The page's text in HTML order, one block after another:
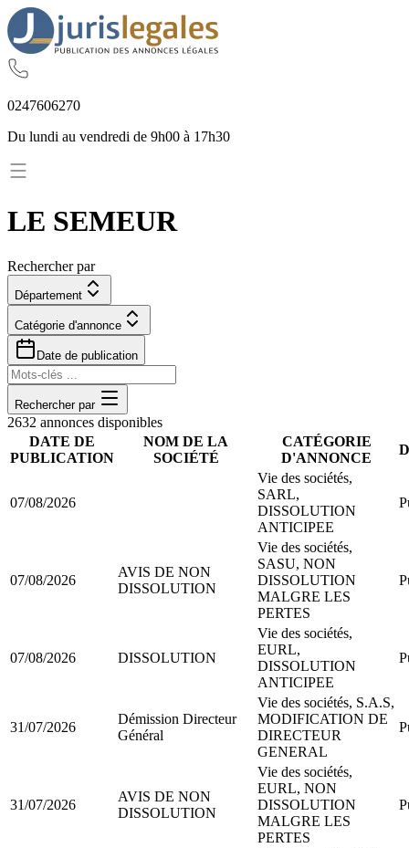
0247606270
Du lundi au vendredi de 9h00 à 17h30
LE SEMEUR
Rechercher par
Département
Catégorie d'annonce
Date de publication
Rechercher par
2632 annonces disponibles
DATE DE
PUBLICATION
NOM DE LA
SOCIÉTÉ
CATÉGORIE
D'ANNONCE
07/08/2026
Vie des sociétés,
SARL,
DISSOLUTION
ANTICIPEE
07/08/2026
AVIS DE NON
DISSOLUTION
Vie des sociétés,
SASU, NON
DISSOLUTION
MALGRE LES
PERTES
07/08/2026 DISSOLUTION
Vie des sociétés,
EURL,
DISSOLUTION
ANTICIPEE
31/07/2026
Démission Directeur
Général
Vie des sociétés, S.A.S,
MODIFICATION DE
DIRECTEUR
GENERAL
31/07/2026
AVIS DE NON
DISSOLUTION
Vie des sociétés,
EURL, NON
DISSOLUTION
MALGRE LES
PERTES